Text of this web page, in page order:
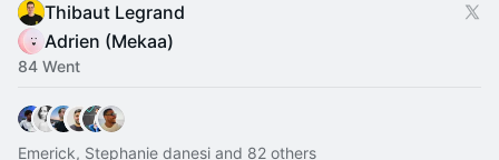
Thibaut Legrand
Adrien (Mekaa)
84 Went
Emerick, Stephanie danesi and 82 others